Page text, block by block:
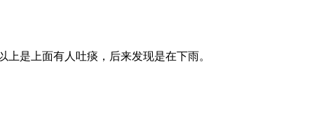
是上面有人吐痰，后来发现是在下雨。